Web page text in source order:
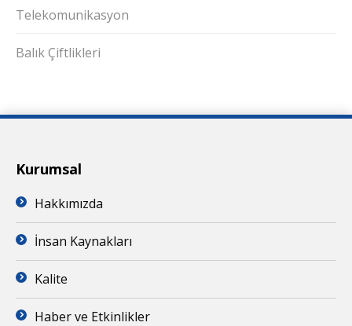
Telekomunikasyon
Balık Çiftlikleri
Kurumsal
Hakkımızda
İnsan Kaynakları
Kalite
Haber ve Etkinlikler